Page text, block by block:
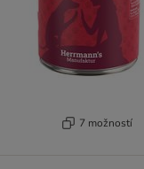
7 možností